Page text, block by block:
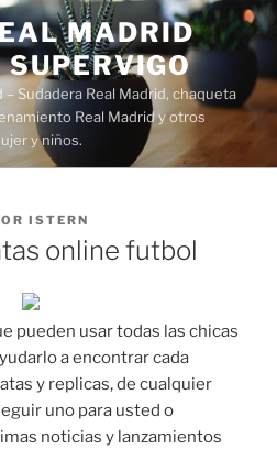
MADRID
Sudadera Real Madrid, chaqueta
Real Madrid y otros
y niños.
ISTERN
online futbol
pueden usar todas las chicas
a encontrar cada
y replicas, de cualquier
uno para usted o
noticias y lanzamientos